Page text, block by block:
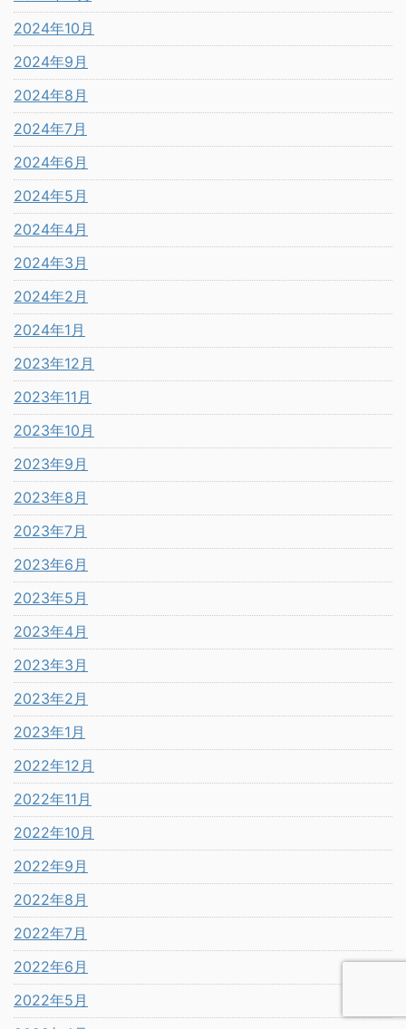
2024年10月
2024年9月
2024年8月
2024年7月
2024年6月
2024年5月
2024年4月
2024年3月
2024年2月
2024年1月
2023年12月
2023年11月
2023年10月
2023年9月
2023年8月
2023年7月
2023年6月
2023年5月
2023年4月
2023年3月
2023年2月
2023年1月
2022年12月
2022年11月
2022年10月
2022年9月
2022年8月
2022年7月
2022年6月
2022年5月